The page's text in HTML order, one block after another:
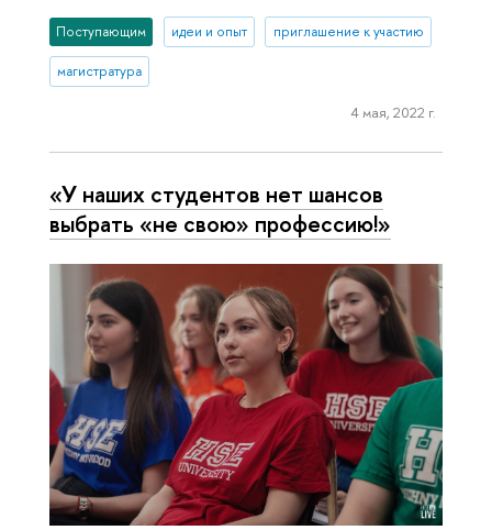
Поступающим идеи и опыт приглашение к участию
магистратура
4 мая, 2022 г.
«У наших студентов нет шансов
выбрать «не свою» профессию!»